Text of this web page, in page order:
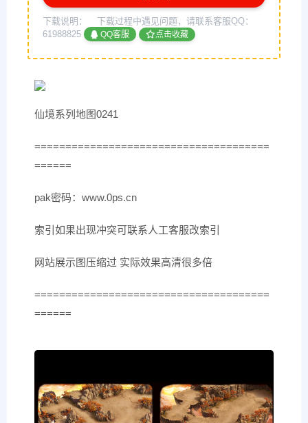
下载说明：
下载过程中遇见问题，请联系客服QQ：
61988825
QQ客服 点击收藏
仙境系列地图0241
======================================
======
pak密码：www.0ps.cn
索引如果出现冲突可联系人工客服改索引
网站展示图压缩过 实际效果高清很多倍
======================================
======